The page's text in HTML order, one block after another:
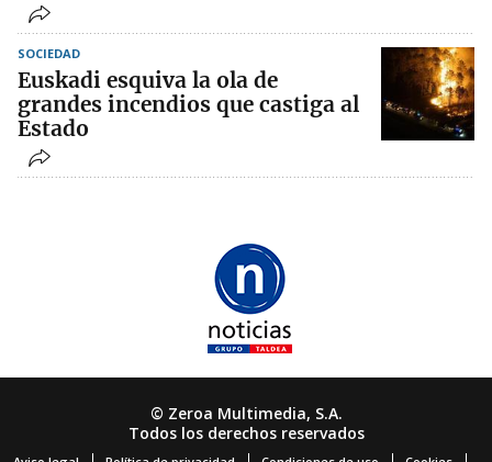
SOCIEDAD
Euskadi esquiva la ola de
grandes incendios que castiga al
Estado
© Zeroa Multimedia, S.A.
Todos los derechos reservados